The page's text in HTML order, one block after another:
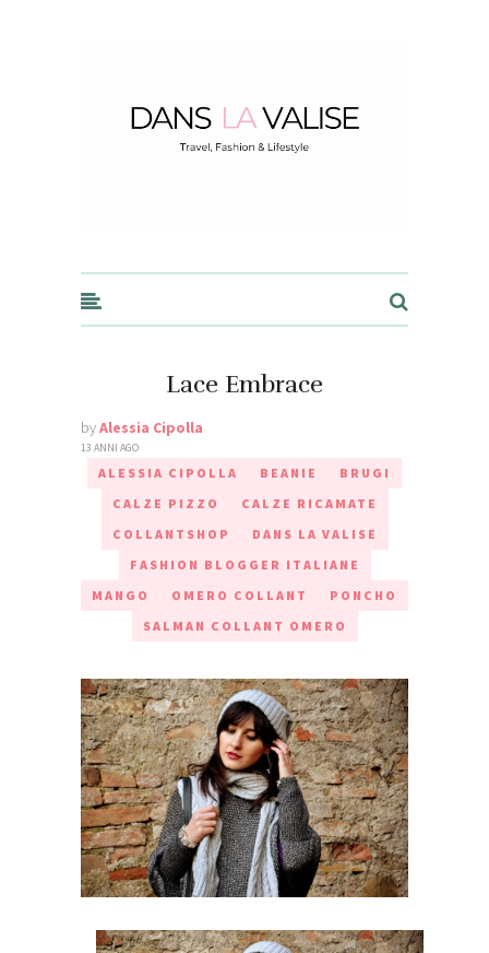
Lace Embrace
byAlessia Cipolla
13 ANNI AGO
ALESSIA CIPOLLA BEANIE
BRUGI
CALZE PIZZO
CALZE RICAMATE
COLLANTSHOP
DANS LA VALISE
FASHION BLOGGER ITALIANE
MANGO
OMERO COLLANT
PONCHO
SALMAN COLLANT OMERO